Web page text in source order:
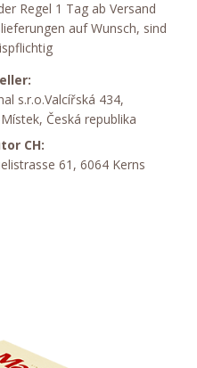
Regel 1 Tag ab Versand
auf Wunsch, sind
s.r.o.Valcířská 434,
Česká republika
CH:
61, 6064 Kerns